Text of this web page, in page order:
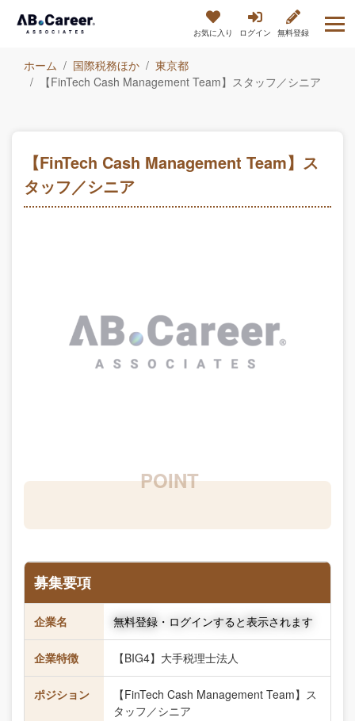
お気に入り ログイン 無料登録
ホーム 国際税務ほか
東京都
【FinTech Cash Management Team】スタッフ／シニア
【FinTech Cash Management Team】ス
タッフ／シニア
募集要項
企業名 無料登録・ログインすると表示されます
企業特徴 【BIG4】大手税理士法人
ポジション
【FinTech Cash Management Team】ス
タッフ／シニア